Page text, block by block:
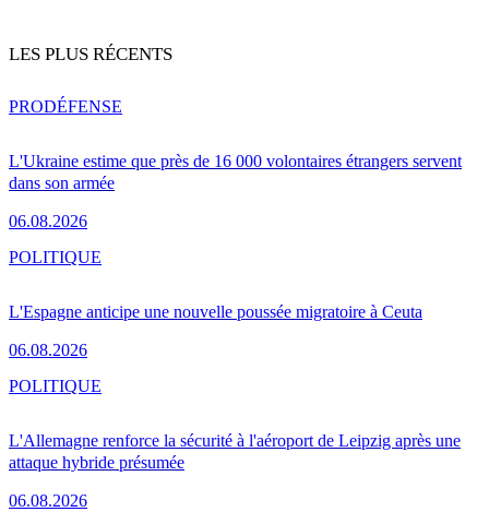
LES PLUS RÉCENTS
L'Ukraine estime que près de 16 000 volontaires étrangers servent
dans son armée
06.08.2026
PRODÉFENSE
L'Espagne anticipe une nouvelle poussée migratoire à Ceuta
06.08.2026
POLITIQUE
L'Allemagne renforce la sécurité à l'aéroport de Leipzig après une
attaque hybride présumée
06.08.2026
POLITIQUE